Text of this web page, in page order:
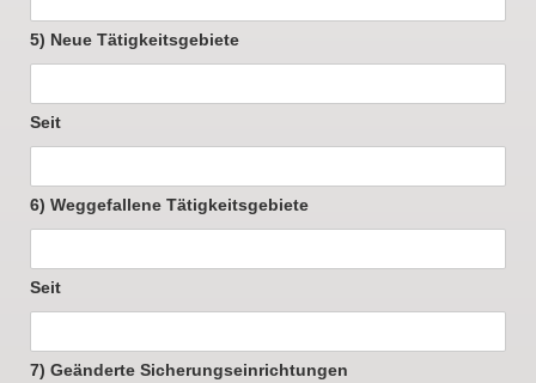
5) Neue Tätigkeitsgebiete
Seit
6) Weggefallene Tätigkeitsgebiete
Seit
7) Geänderte Sicherungseinrichtungen